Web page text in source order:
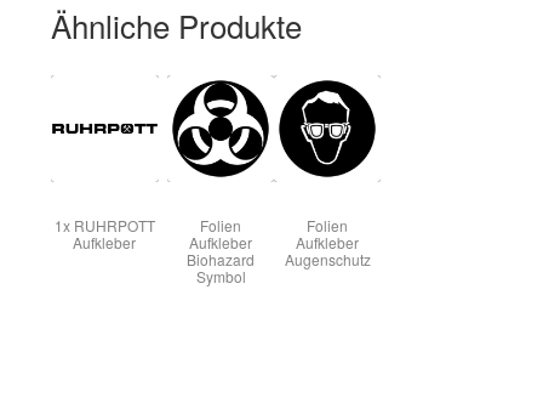
Ähnliche Produkte
1x RUHRPOTT
Aufkleber
Folien
Aufkleber
Biohazard
Symbol
Folien
Aufkleber
Augenschutz